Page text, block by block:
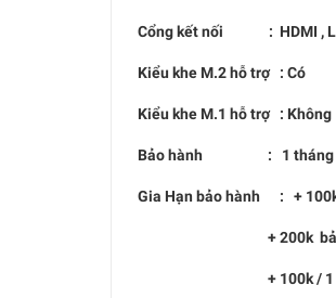
Cổng kết nối : HDMI ,
Kiểu khe M.2 hỗ trợ : Có
Kiểu khe M.1 hỗ trợ : Không
Bảo hành : 1 tháng lỗi
Gia Hạn bảo hành : +
+ 200k bảo hành 3
+ 100k / 1 tháng